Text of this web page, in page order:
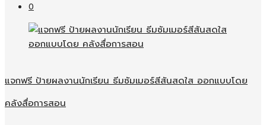
0
แจกฟรี ป้ายผลงานนักเรียน ธีมซัมเมอร์สีสันสดใส ออกแบบโดย
คลังสื่อการสอน